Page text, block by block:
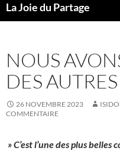
La Joie du Partage
NOUS
DES AUTRES
26 NOVEMBRE 2023
COMMENTAIRE
» C’est l’une des plus